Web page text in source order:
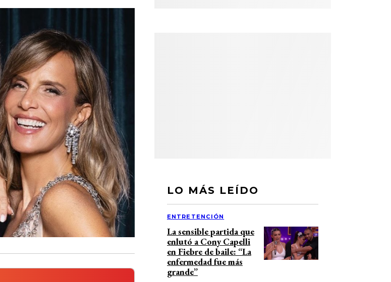
LO MÁS LEÍDO
ENTRETENCIÓN
La sensible partida que
enlutó a Cony Capelli
en Fiebre de baile: “La
enfermedad fue más
grande”